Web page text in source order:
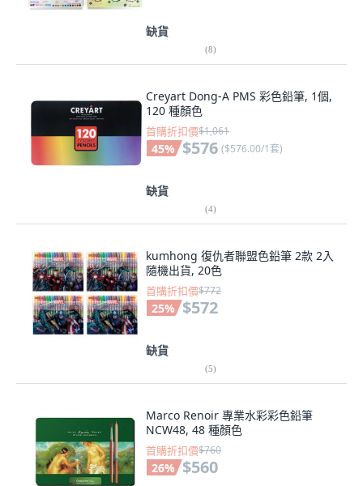
缺貨
(8)
Creyart Dong-A PMS 彩色鉛筆, 1個,
120 種顏色
首購折扣價$1,061
45% $576 ($576.00/1套)
缺貨
(4)
kumhong 復仇者聯盟色鉛筆 2款 2入
隨機出貨, 20色
首購折扣價$772
25% $572
缺貨
(5)
Marco Renoir 專業水彩彩色鉛筆
NCW48, 48 種顏色
首購折扣價$760
26% $560